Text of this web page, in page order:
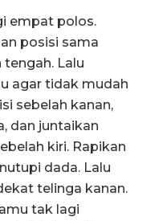
empat polos.
posisi sama
Lalu
agar tidak mudah
sebelah kanan,
dan juntaikan
kiri. Rapikan
dada. Lalu
telinga kanan.
tak lagi